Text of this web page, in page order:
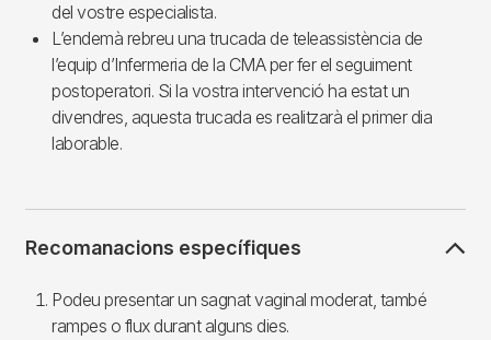
del vostre especialista.
L’endemà rebreu una trucada de teleassistència de
l’equip d’Infermeria de la CMA per fer el seguiment
postoperatori. Si la vostra intervenció ha estat un
divendres, aquesta trucada es realitzarà el primer dia
laborable.
Recomanacions específiques
Podeu presentar un sagnat vaginal moderat, també
rampes o flux durant alguns dies.